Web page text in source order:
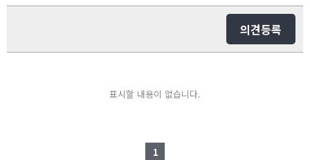
의견등록
표시할 내용이 없습니다.
1